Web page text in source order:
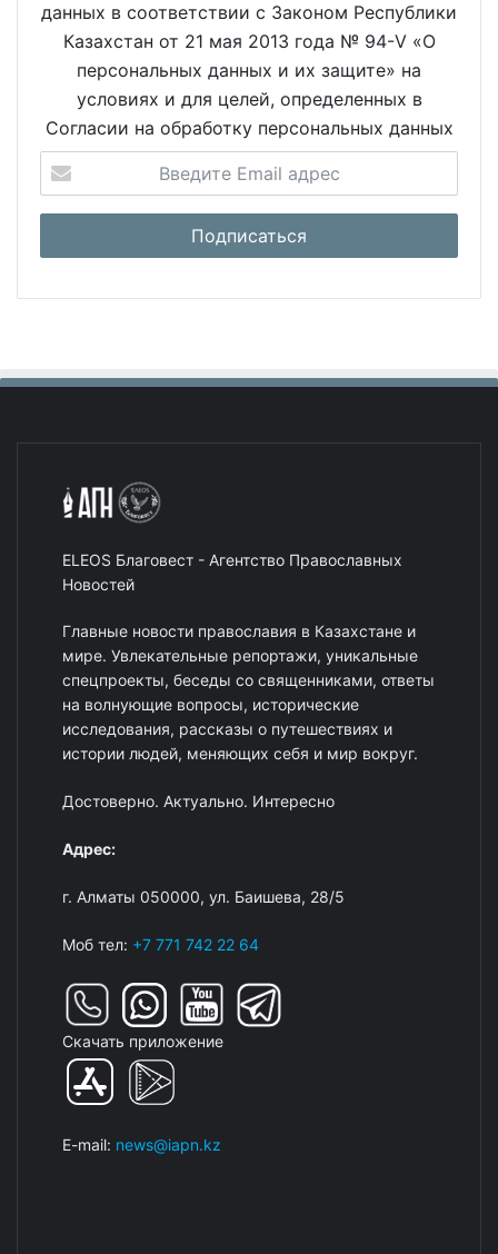
данных в соответствии с Законом Республики
Казахстан от 21 мая 2013 года № 94-V «О
персональных данных и их защите» на
условиях и для целей, определенных в
Согласии на обработку персональных данных
ELEOS Благовест - Агентство Православных
Новостей
Главные новости православия в Казахстане и
мире. Увлекательные репортажи, уникальные
спецпроекты, беседы со священниками, ответы
на волнующие вопросы, исторические
исследования, рассказы о путешествиях и
истории людей, меняющих себя и мир вокруг.
Достоверно. Актуально. Интересно
Адрес:
г. Алматы 050000, ул. Баишева, 28/5
Моб тел: +7 771 742 22 64
Скачать приложение
E-mail: news@iapn.kz